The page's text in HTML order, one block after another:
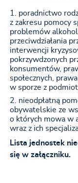
poradnictwo
z zakresu pomocy
problemów
przeciwdziałania
interwencji
pokrzywdzonych
konsumentów,
społecznych,
w sporze z
nieodpłatną
obywatelskie ze
o których mowa w
wraz z ich
Lista jednostek
się w załączniku.